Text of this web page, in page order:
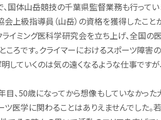
国体山岳競技の千葉県監督業務も行って
上級指導員（山岳）の資格を獲得したこ
イミング医科学研究会を立ち上げ、全国の
ころです。クライマーにおけるスポーツ障
していくのは気の遠くなるような仕事です
、50歳になってから想像もしていなかった
ツ医学に関わることはありえませんでした